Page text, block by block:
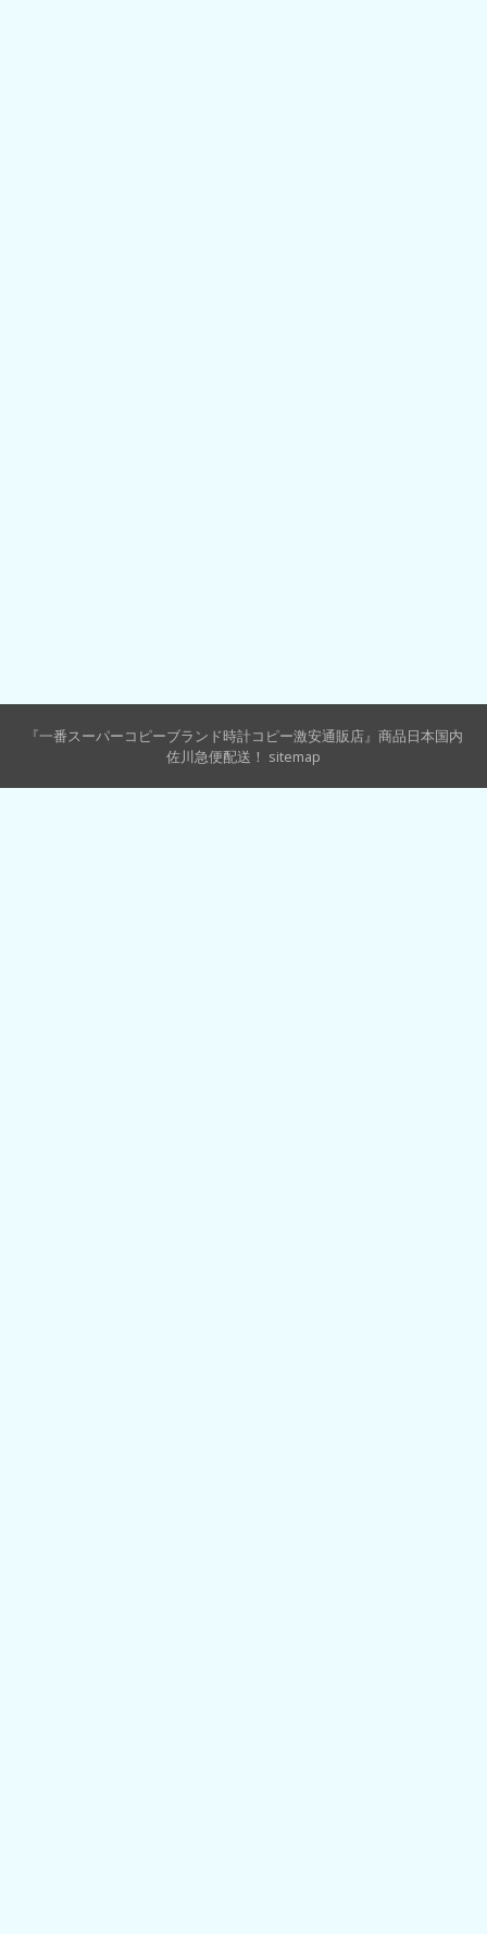
『一番スーパーコピーブランド時計コピー激安通販店』商品日本国内
佐川急便配送！ sitemap